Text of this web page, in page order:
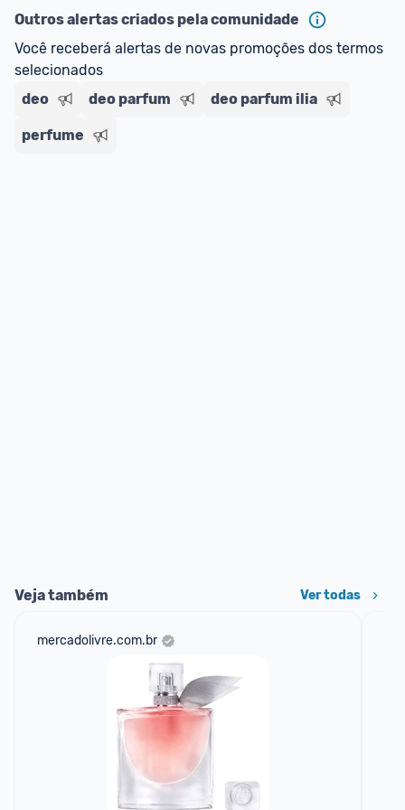
E lembre-se: você sempre pode contar ajuda da
comunidade para tirar dúvidas ou acionar os
nossos Admins marcando
comentário ou através do
Fale com o Promobit.
Outros alertas criados pela comunidade
Você receberá alertas de novas promoções dos termos
selecionados
deo
deo parfum deo parfum ilia
perfume
Veja também Ver todas
mercadolivre.com.br